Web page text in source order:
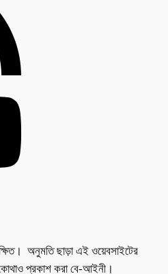
অনুমতি ছাড়া এই ওয়েবসাইটের
প্রকাশ করা বে-আইনী।